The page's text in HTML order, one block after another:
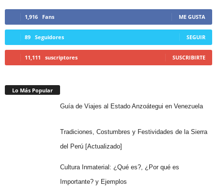
1,916 Fans ME GUSTA
89 Seguidores SEGUIR
11,111 suscriptores SUSCRIBIRTE
Lo Más Popular
Guía de Viajes al Estado Anzoátegui en Venezuela
Tradiciones, Costumbres y Festividades de la Sierra
del Perú [Actualizado]
Cultura Inmaterial: ¿Qué es?, ¿Por qué es
Importante? y Ejemplos